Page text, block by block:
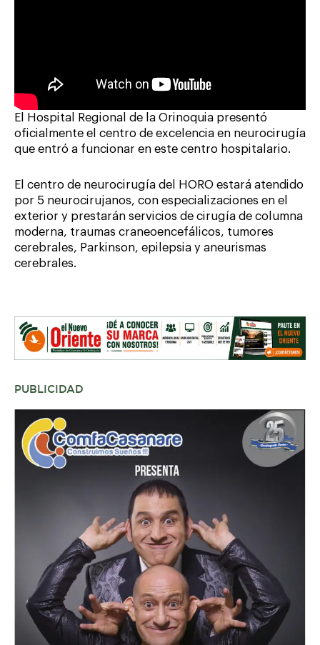
El Hospital Regional de la Orinoquia presentó
oficialmente el centro de excelencia en neurocirugía
que entró a funcionar en este centro hospitalario.
El centro de neurocirugía del HORO estará atendido
por 5 neurocirujanos, con especializaciones en el
exterior y prestarán servicios de cirugía de columna
moderna, traumas craneoencefálicos, tumores
cerebrales, Parkinson, epilepsia y aneurismas
cerebrales.
PUBLICIDAD